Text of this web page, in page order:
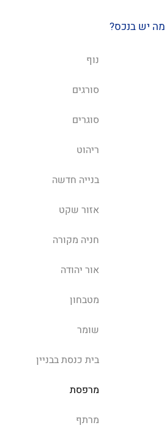
מה יש בנכס?
נוף
סורגים
סוגרים
ריהוט
בנייה חדשה
אזור שקט
חניה מקורה
אור יהודה
מטבחון
שומר
בית כנסת בבניין
מרפסת
מרתף